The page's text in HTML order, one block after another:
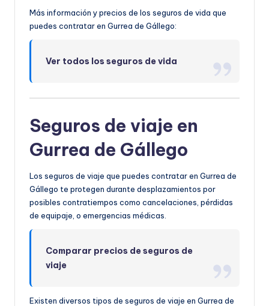
Más información y precios de los seguros de vida que
puedes contratar en Gurrea de Gállego:
Ver todos los seguros de vida
Seguros de viaje en
Gurrea de Gállego
Los seguros de viaje que puedes contratar en Gurrea de
Gállego te protegen durante desplazamientos por
posibles contratiempos como cancelaciones, pérdidas
de equipaje, o emergencias médicas.
Comparar precios de seguros de
viaje
Existen diversos tipos de seguros de viaje en Gurrea de